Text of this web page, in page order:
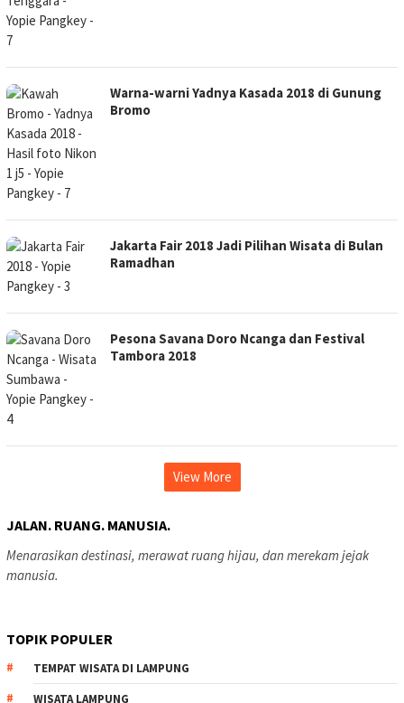
Warna-warni Yadnya Kasada 2018 di Gunung
Bromo
Jakarta Fair 2018 Jadi Pilihan Wisata di Bulan
Ramadhan
Pesona Savana Doro Ncanga dan Festival
Tambora 2018
View More
JALAN. RUANG. MANUSIA.
Menarasikan destinasi, merawat ruang hijau, dan merekam jejak
manusia.
TOPIK POPULER
TEMPAT WISATA DI LAMPUNG
WISATA LAMPUNG